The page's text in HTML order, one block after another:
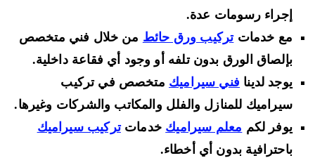
إجراء رسومات عدة.
مع خدماتتركيب ورق حائطمن خلال فني متخصص
بإلصاق الورق بدون تلفه أو وجود أي فقاعة داخلية.
يوجد لدينافني سيراميكمتخصص في تركيب
سيراميك للمنازل والفلل والمكاتب والشركات وغيرها.
يوفر لكممعلم سيراميكخدماتتركيب سيراميك
باحترافية بدون أي أخطاء.